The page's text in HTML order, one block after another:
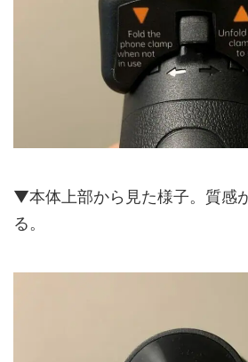
▼本体上部から見た様子。質感
る。